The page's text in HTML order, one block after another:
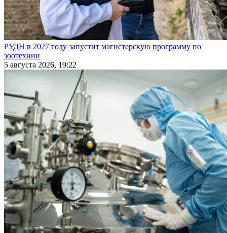
РУДН в 2027 году запустит магистерскую программу по
зоотехнии
5 августа 2026, 19:22